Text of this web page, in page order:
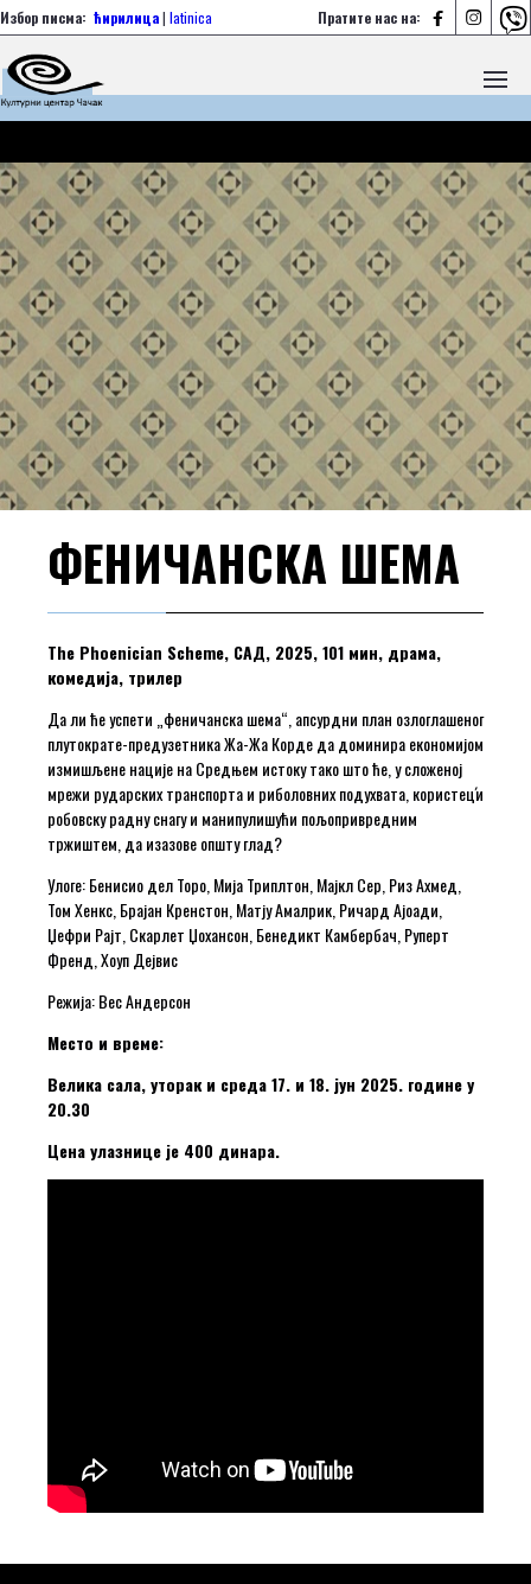
Пратите нас на:   
Избор писма: ћирилица| latinica
ФЕНИЧАНСКА ШЕМА
The Phoenician Scheme, САД, 2025, 101 мин, драма,
комедија, трилер
Да ли ће успети „феничанска шема“, апсурдни план озлоглашеног
плутократе-предузетника Жа-Жа Корде да доминира економијом
измишљене нације на Средњем истоку тако што ће, у сложеној
мрежи рударских транспорта и риболовних подухвата, користец́и
робовску радну снагу и манипулишући пољопривредним
тржиштем, да изазове општу глад?
Улоге: Бенисио дел Торо, Мија Триплтон, Мајкл Сер, Риз Ахмед,
Том Хенкс, Брајан Кренстон, Матју Амалрик, Ричард Ајоади,
Џефри Рајт, Скарлет Џохансон, Бенедикт Камбербач, Руперт
Френд, Хоуп Дејвис
Режија: Вес Андерсон
Место и време:
Велика сала, уторак и среда 17. и 18. јун 2025. године у
20.30
Цена улазнице је 400 динара.